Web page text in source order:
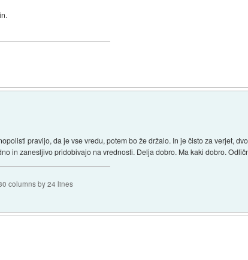
pravijo, da je vse vredu, potem bo že držalo. In je čisto za verjet,
in zanesljivo pridobivajo na vrednosti. Delja dobro. Ma kaki dobro.
columns by 24 lines